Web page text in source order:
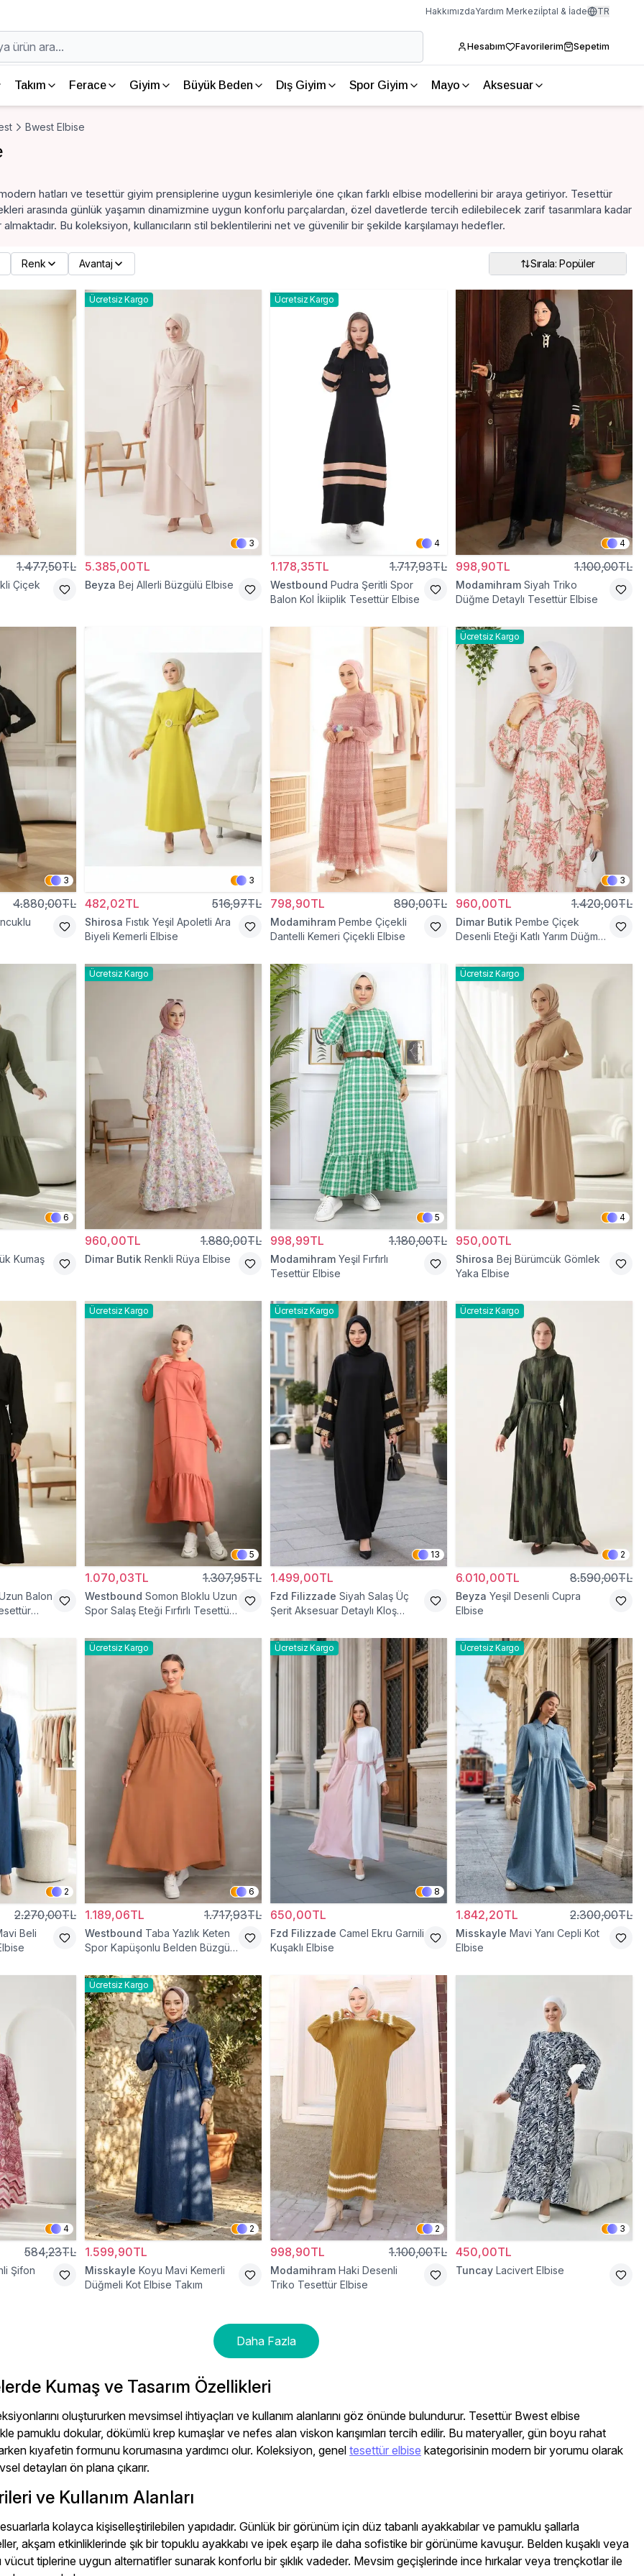
HakkımızdaYardım Merkeziİptal & İade TR
Hesabım Favorilerim Sepetim
Takım Ferace Giyim Büyük Beden Dış Giyim Spor Giyim Mayo Aksesuar
Bwest Elbise
hatları ve tesettür giyim prensiplerine uygun kesimleriyle öne çıkan farklı elbise modellerini bir araya getiriyor. Tesettür
arasında günlük yaşamın dinamizmine uygun konforlu parçalardan, özel davetlerde tercih edilebilecek zarif tasarımlara kadar
Bu koleksiyon, kullanıcıların stil beklentilerini net ve güvenilir bir şekilde karşılamayı hedefler.
Renk Avantaj Sırala: Popüler
1.477,50TL
Çiçek
Ücretsiz Kargo
3
5.385,00TL
Beyza Bej Allerli Büzgülü Elbise
Ücretsiz Kargo
4
1.178,35TL 1.717,93TL
Westbound Pudra Şeritli Spor
Balon Kol İkiiplik Tesettür Elbise
4
998,90TL 1.100,00TL
Modamihram Siyah Triko
Düğme Detaylı Tesettür Elbise
3
4.880,00TL
3
482,02TL 516,97TL
Shirosa Fıstık Yeşil Apoletli Ara
Biyeli Kemerli Elbise
798,90TL 890,00TL
Modamihram Pembe Çiçekli
Dantelli Kemeri Çiçekli Elbise
Ücretsiz Kargo
3
960,00TL 1.420,00TL
Dimar Butik Pembe Çiçek
Desenli Eteği Katlı Yarım Düğmeli
6
Kumaş
Ücretsiz Kargo
960,00TL 1.880,00TL
Dimar Butik Renkli Rüya Elbise
5
998,99TL 1.180,00TL
Modamihram Yeşil Fırfırlı
Tesettür Elbise
Ücretsiz Kargo
4
950,00TL
Shirosa Bej Bürümcük Gömlek
Yaka Elbise
Balon
Ücretsiz Kargo
5
1.070,03TL 1.307,95TL
Westbound Somon Bloklu Uzun
Spor Salaş Eteği Fırfırlı Tesettür
Ücretsiz Kargo
13
1.499,00TL
Fzd Filizzade Siyah Salaş Üç
Şerit Aksesuar Detaylı Kloş
Ücretsiz Kargo
2
6.010,00TL 8.590,00TL
Beyza Yeşil Desenli Cupra
Elbise
2
2.270,00TL
Beli
Ücretsiz Kargo
6
1.189,06TL 1.717,93TL
Westbound Taba Yazlık Keten
Spor Kapüşonlu Belden Büzgülü
Ücretsiz Kargo
8
650,00TL
Fzd Filizzade Camel Ekru Garnili
Kuşaklı Elbise
Ücretsiz Kargo
1.842,20TL 2.300,00TL
Misskayle Mavi Yanı Cepli Kot
Elbise
4
584,23TL
Şifon
Ücretsiz Kargo
2
1.599,90TL
Misskayle Koyu Mavi Kemerli
Düğmeli Kot Elbise Takım
2
998,90TL 1.100,00TL
Modamihram Haki Desenli
Triko Tesettür Elbise
3
450,00TL
Tuncay Lacivert Elbise
Daha Fazla
Kumaş ve Tasarım Özellikleri
oluştururken mevsimsel ihtiyaçları ve kullanım alanlarını göz önünde bulundurur. Tesettür Bwest elbise
pamuklu dokular, dökümlü krep kumaşlar ve nefes alan viskon karışımları tercih edilir. Bu materyaller, gün boyu rahat
kıyafetin formunu korumasına yardımcı olur. Koleksiyon, genel tesettür elbise kategorisinin modern bir yorumu olarak
detayları ön plana çıkarır.
ve Kullanım Alanları
kolayca kişiselleştirilebilen yapıdadır. Günlük bir görünüm için düz tabanlı ayakkabılar ve pamuklu şallarla
akşam etkinliklerinde şık bir topuklu ayakkabı ve ipek eşarp ile daha sofistike bir görünüme kavuşur. Belden kuşaklı veya
vücut tiplerine uygun alternatifler sunarak konforlu bir şıklık vadeder. Mevsim geçişlerinde ince hırkalar veya trençkotlar ile